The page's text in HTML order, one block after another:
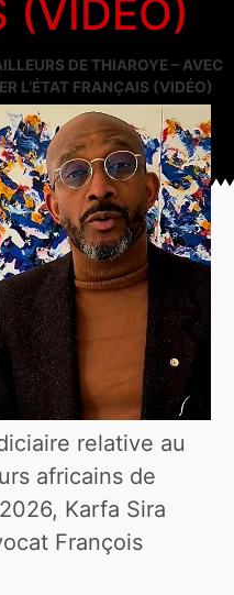
(VIDÉO)
DE THIAROYE – AVEC
L’ÉTAT FRANÇAIS (VIDÉO)
relative au
africains de
Karfa Sira
François